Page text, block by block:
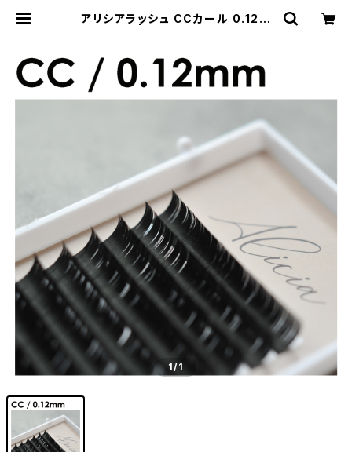
アリシアラッシュ CCカール 0.12m
1/1